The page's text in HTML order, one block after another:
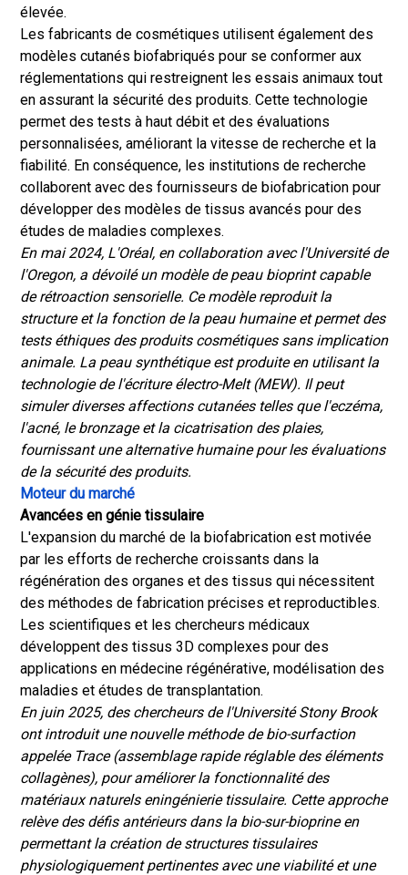
élevée.
Les fabricants de cosmétiques utilisent également des
modèles cutanés biofabriqués pour se conformer aux
réglementations qui restreignent les essais animaux tout
en assurant la sécurité des produits. Cette technologie
permet des tests à haut débit et des évaluations
personnalisées, améliorant la vitesse de recherche et la
fiabilité. En conséquence, les institutions de recherche
collaborent avec des fournisseurs de biofabrication pour
développer des modèles de tissus avancés pour des
études de maladies complexes.
En mai 2024, L'Oréal, en collaboration avec l'Université de
l'Oregon, a dévoilé un modèle de peau bioprint capable
de rétroaction sensorielle. Ce modèle reproduit la
structure et la fonction de la peau humaine et permet des
tests éthiques des produits cosmétiques sans implication
animale. La peau synthétique est produite en utilisant la
technologie de l'écriture électro-Melt (MEW). Il peut
simuler diverses affections cutanées telles que l'eczéma,
l'acné, le bronzage et la cicatrisation des plaies,
fournissant une alternative humaine pour les évaluations
de la sécurité des produits.
Moteur du marché
Avancées en génie tissulaire
L'expansion du marché de la biofabrication est motivée
par les efforts de recherche croissants dans la
régénération des organes et des tissus qui nécessitent
des méthodes de fabrication précises et reproductibles.
Les scientifiques et les chercheurs médicaux
développent des tissus 3D complexes pour des
applications en médecine régénérative, modélisation des
maladies et études de transplantation.
En juin 2025, des chercheurs de l'Université Stony Brook
ont ​​introduit une nouvelle méthode de bio-surfaction
appelée Trace (assemblage rapide réglable des éléments
collagènes), pour améliorer la fonctionnalité des
matériaux naturels eningénierie tissulaire. Cette approche
relève des défis antérieurs dans la bio-sur-bioprine en
permettant la création de structures tissulaires
physiologiquement pertinentes avec une viabilité et une